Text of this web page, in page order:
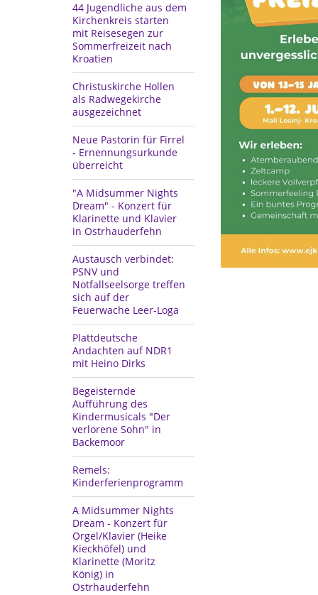
44 Jugendliche aus dem
Kirchenkreis starten
mit Reisesegen zur
Sommerfreizeit nach
Kroatien
Christuskirche Hollen
als Radwegekirche
ausgezeichnet
Neue Pastorin für Firrel
- Ernennungsurkunde
überreicht
"A Midsummer Nights
Dream" - Konzert für
Klarinette und Klavier
in Ostrhauderfehn
Austausch verbindet:
PSNV und
Notfallseelsorge treffen
sich auf der
Feuerwache Leer-Loga
Plattdeutsche
Andachten auf NDR1
mit Heino Dirks
Begeisternde
Aufführung des
Kindermusicals "Der
verlorene Sohn" in
Backemoor
Remels:
Kinderferienprogramm
A Midsummer Nights
Dream - Konzert für
Orgel/Klavier (Heike
Kieckhöfel) und
Klarinette (Moritz
König) in
Ostrhauderfehn